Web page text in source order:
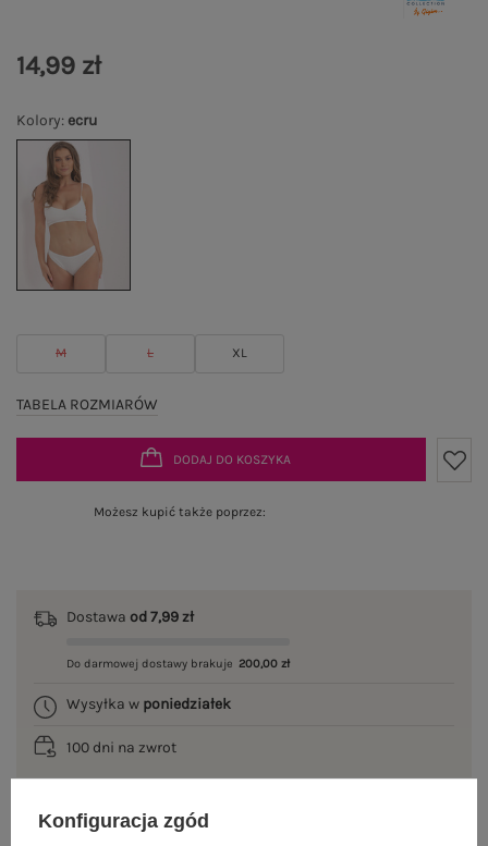
Kolory: ecru
M L XL
TABELA ROZMIARÓW
14,99 zł
DODAJ DO KOSZYKA
Możesz kupić także poprzez:
Dostawa od 7,99 zł
Do darmowej dostawy brakuje 200,00 zł
Wysyłka w poniedziałek
100 dni na zwrot
Konfiguracja zgód